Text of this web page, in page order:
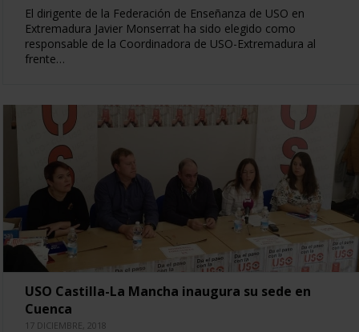
El dirigente de la Federación de Enseñanza de USO en
Extremadura Javier Monserrat ha sido elegido como
responsable de la Coordinadora de USO-Extremadura al
frente…
USO Castilla-La Mancha inaugura su sede en
Cuenca
17 DICIEMBRE, 2018